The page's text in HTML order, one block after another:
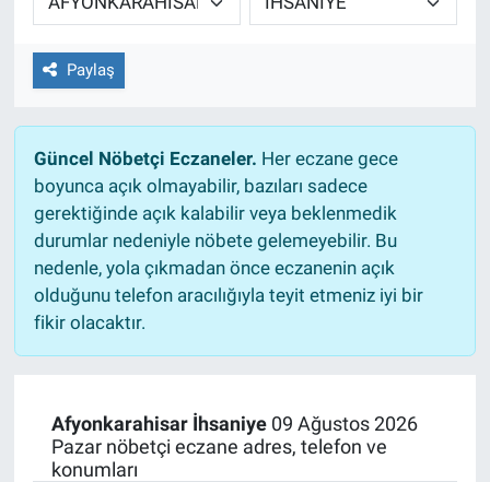
Paylaş
Güncel Nöbetçi Eczaneler. Her eczane gece
boyunca açık olmayabilir, bazıları sadece
gerektiğinde açık kalabilir veya beklenmedik
durumlar nedeniyle nöbete gelemeyebilir. Bu
nedenle, yola çıkmadan önce eczanenin açık
olduğunu telefon aracılığıyla teyit etmeniz iyi bir
fikir olacaktır.
Afyonkarahisar İhsaniye09 Ağustos 2026
Pazar nöbetçi eczane adres, telefon ve
konumları